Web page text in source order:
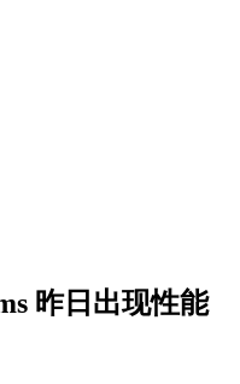
昨日出现性能